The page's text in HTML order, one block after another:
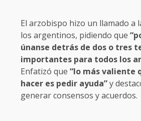
El arzobispo hizo un llamado a
los argentinos, pidiendo que
únanse detrás de dos o tres
importantes para todos los
Enfatizó que “lo más valiente
hacer es pedir ayuda”y
generar consensos y acuerdos.